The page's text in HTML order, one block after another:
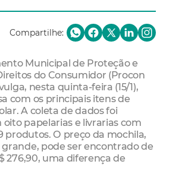
Compartilhe:
Municipal de Proteção e
do Consumidor (Procon
nesta quinta-feira (15/1),
com os principais itens de
A coleta de dados foi
oito papelarias e livrarias com
produtos. O preço da mochila,
pode ser encontrado de
276,90, uma diferença de